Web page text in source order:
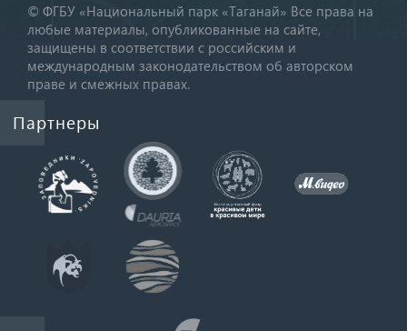
© ФГБУ «Национальный парк «Таганай» Все права на
любые материалы, опубликованные на сайте,
защищены в соответствии с российским и
международным законодательством об авторском
праве и смежных правах.
Партнеры